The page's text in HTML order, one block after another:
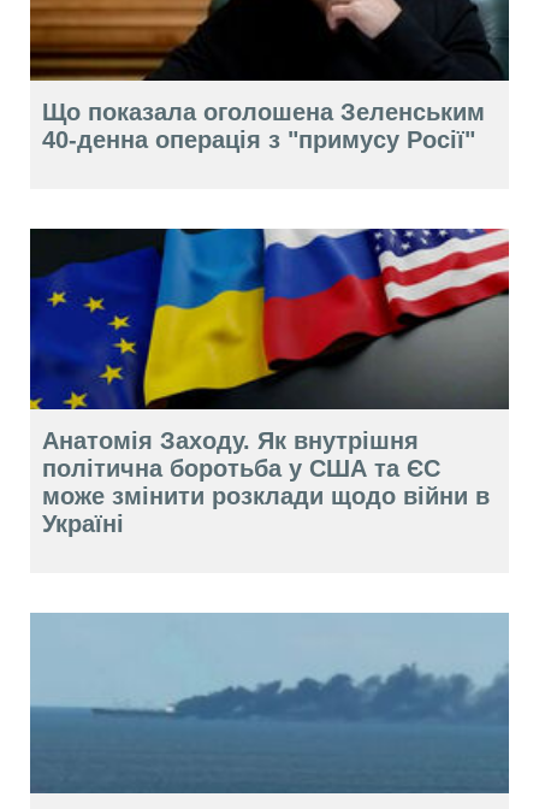
Що показала оголошена Зеленським
40-денна операція з "примусу Росії"
Анатомія Заходу. Як внутрішня
політична боротьба у США та ЄС
може змінити розклади щодо війни в
Україні